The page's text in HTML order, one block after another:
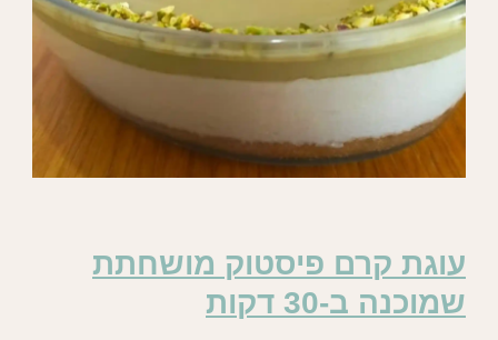
עוגת קרם פיסטוק מושחתת
שמוכנה ב-30 דקות